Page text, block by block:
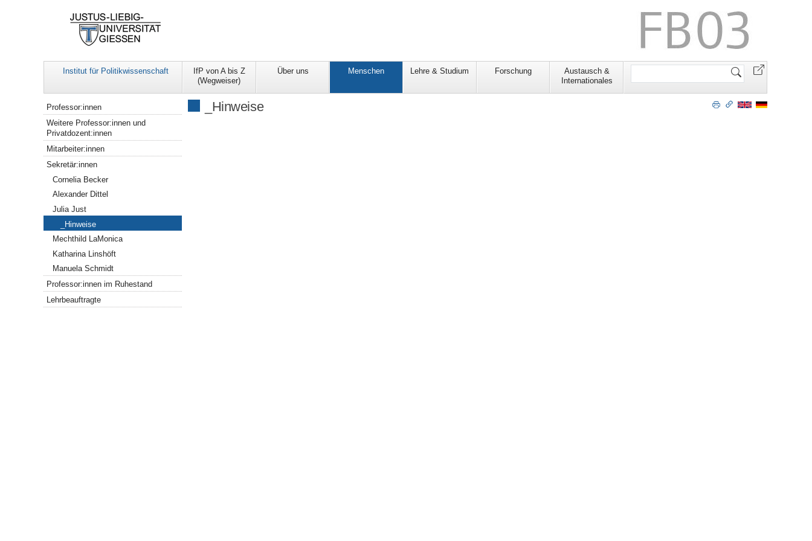
Institut für Politikwissenschaft
IfP von A bis Z
(Wegweiser)
Über uns Menschen Lehre & Studium Forschung
Austausch &
Internationales
Website
_Hinweise
Navigation
Professor:innen
Weitere Professor:innen und
Privatdozent:innen
Mitarbeiter:innen
Sekretär:innen
Cornelia Becker
Alexander Dittel
Julia Just
_Hinweise
Mechthild LaMonica
Katharina Linshöft
Manuela Schmidt
Professor:innen im Ruhestand
Lehrbeauftragte